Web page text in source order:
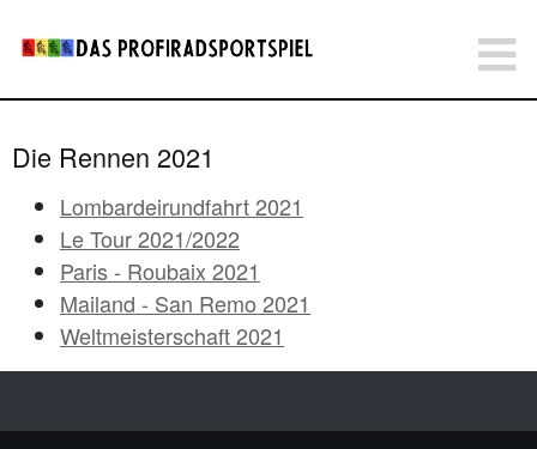
Die Rennen 2021
Lombardeirundfahrt 2021
Le Tour 2021/2022
Paris - Roubaix 2021
Mailand - San Remo 2021
Weltmeisterschaft 2021